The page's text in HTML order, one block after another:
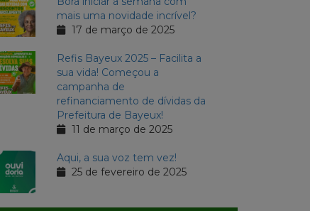
mais uma novidade incrível?
17 de março de 2025
Refis Bayeux 2025 – Facilita a
sua vida! Começou a
campanha de
refinanciamento de dívidas da
Prefeitura de Bayeux!
11 de março de 2025
Aqui, a sua voz tem vez!
25 de fevereiro de 2025